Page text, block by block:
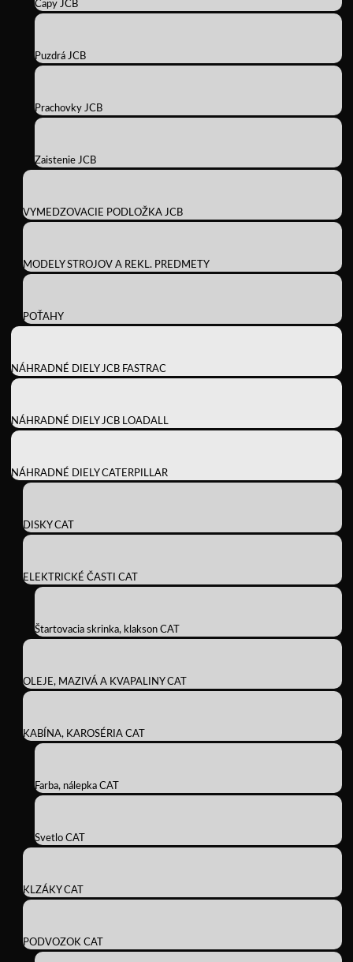
Čapy JCB
Puzdrá JCB
Prachovky JCB
Zaistenie JCB
VYMEDZOVACIE PODLOŽKA JCB
MODELY STROJOV A REKL. PREDMETY
POŤAHY
NÁHRADNÉ DIELY JCB FASTRAC
NÁHRADNÉ DIELY JCB LOADALL
NÁHRADNÉ DIELY CATERPILLAR
DISKY CAT
ELEKTRICKÉ ČASTI CAT
Štartovacia skrinka, klakson CAT
OLEJE, MAZIVÁ A KVAPALINY CAT
KABÍNA, KAROSÉRIA CAT
Farba, nálepka CAT
Svetlo CAT
KLZÁKY CAT
PODVOZOK CAT